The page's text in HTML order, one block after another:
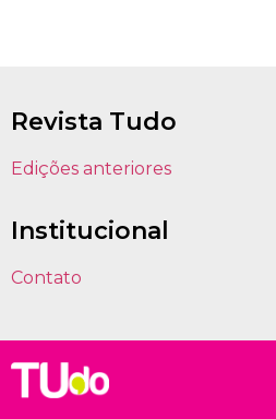
Revista Tudo
Edições anteriores
Institucional
Contato